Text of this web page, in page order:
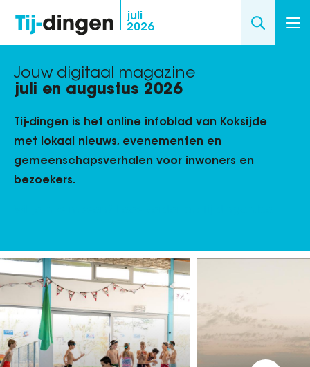
naar
inhoud
juli
2026
Jouw digitaal magazine
juli en augustus 2026
Tij-dingen is het online infoblad van Koksijde
met lokaal nieuws, evenementen en
gemeenschapsverhalen voor inwoners en
bezoekers.